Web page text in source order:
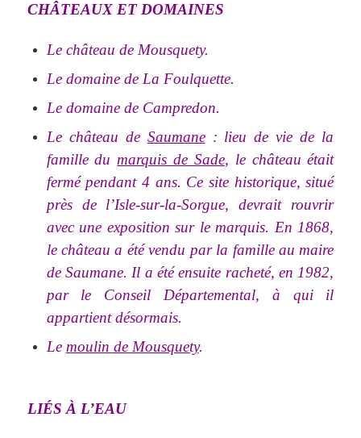
CHÂTEAUX ET DOMAINES
Le château de Mousquety.
Le domaine de La Foulquette.
Le domaine de Campredon.
Le château de Saumane: lieu de vie de la
famille dumarquis de Sade, le château était
fermé pendant 4 ans. Ce site historique, situé
près de l’Isle-sur-la-Sorgue, devrait rouvrir
avec une exposition sur le marquis. En 1868,
le château a été vendu par la famille au maire
de Saumane. Il a été ensuite racheté, en 1982,
par le Conseil Départemental, à qui il
appartient désormais.
Le moulin de Mousquety.
LIÉS À L’EAU